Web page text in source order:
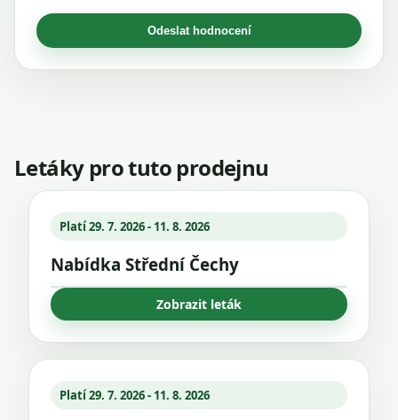
Odeslat hodnocení
Letáky pro tuto prodejnu
Platí 29. 7. 2026 - 11. 8. 2026
Nabídka Střední Čechy
Zobrazit leták
Platí 29. 7. 2026 - 11. 8. 2026